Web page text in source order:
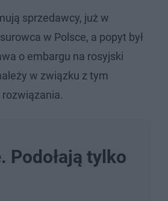
sprzedawcy, już w
w Polsce, a popyt był
o embargu na rosyjski
w związku z tym
Podołają tylko